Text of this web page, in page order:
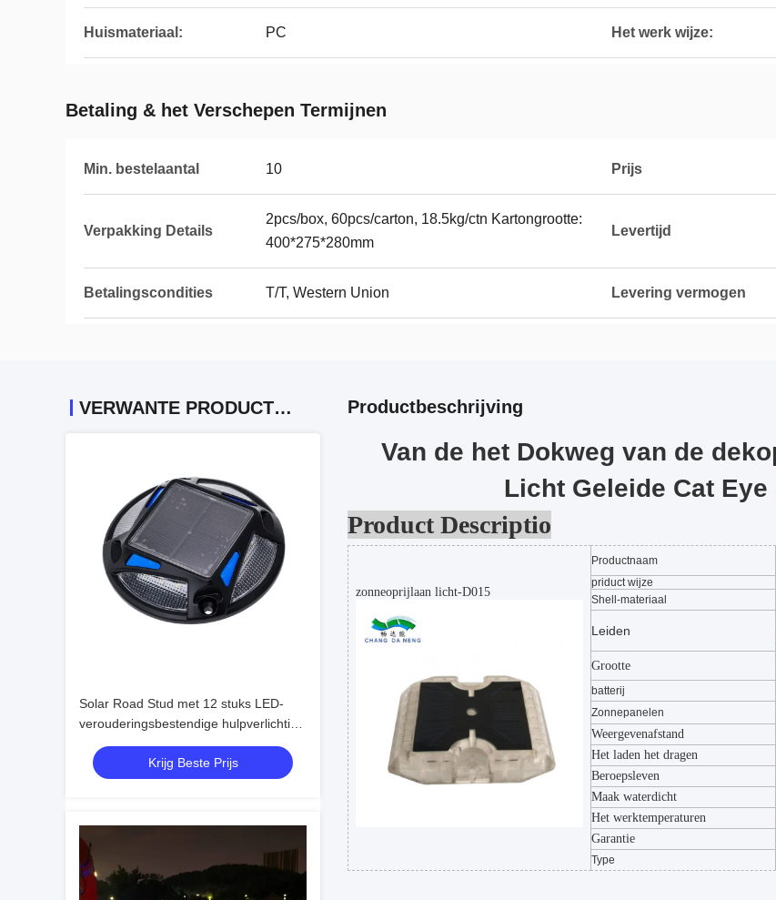
Huismateriaal: PC Het werk wijze:
Betaling & het Verschepen Termijnen
Min. bestelaantal 10 Prijs
Verpakking Details
2pcs/box, 60pcs/carton, 18.5kg/ctn Kartongrootte:
400*275*280mm
Levertijd
Betalingscondities T/T, Western Union Levering vermogen
VERWANTE PRODUCTEN
Solar Road Stud met 12 stuks LED-
verouderingsbestendige hulpverlichting
voor verkeersveiligheid
Krijg Beste Prijs
Productbeschrijving
Van de het Dokweg van de
Licht Geleide Cat
Product Descriptio
zonneoprijlaan licht-D015
Productnaam
priduct wijze
Shell-materiaal
Leiden
Grootte
batterij
Zonnepanelen
Weergevenafstand
Het laden het dragen
Beroepsleven
Maak waterdicht
Het werktemperaturen
Garantie
Type